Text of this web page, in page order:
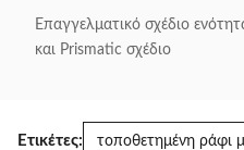
Επαγγελματικό σχέδιο
και Prismatic σχέδιο
Ετικέτες: τοποθετημένη ράφι